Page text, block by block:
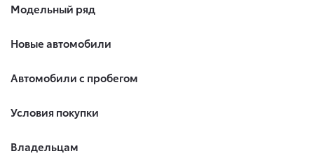
Модельный ряд
Новые автомобили
Автомобили с пробегом
Условия покупки
Владельцам